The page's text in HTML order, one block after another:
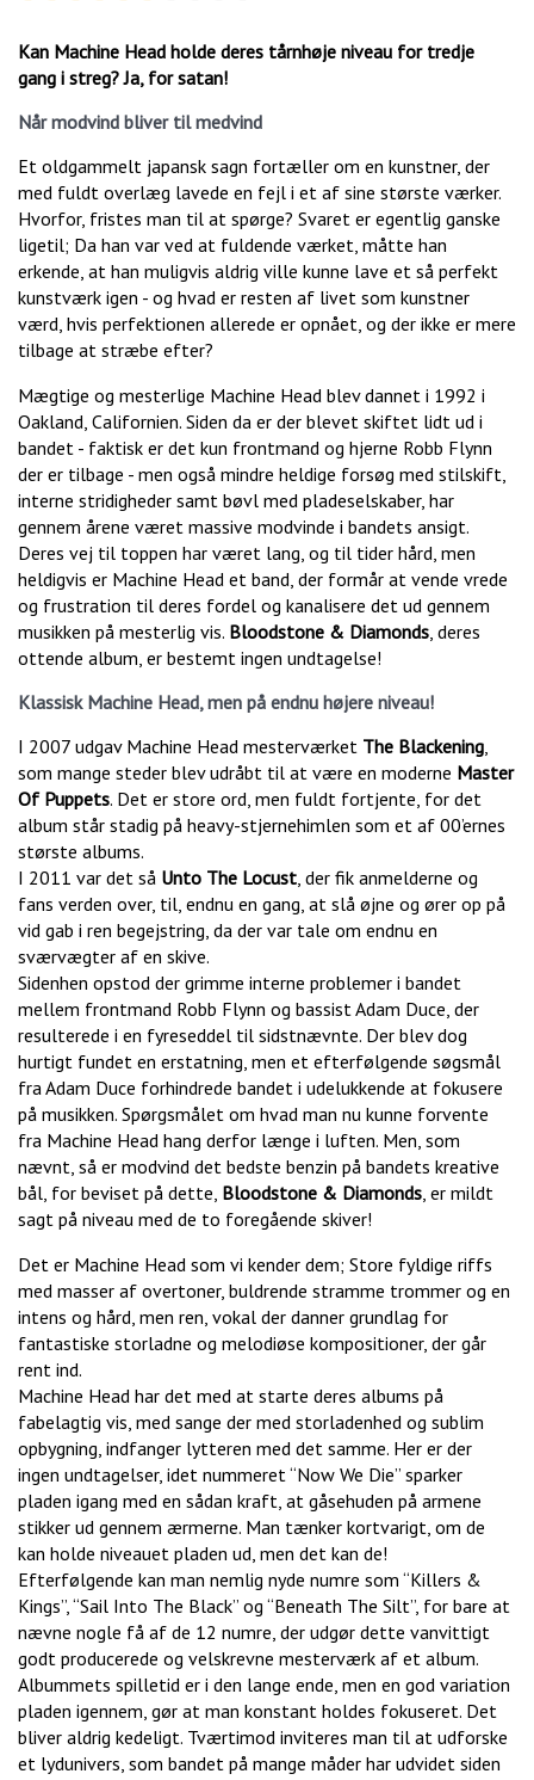
Kan Machine Head holde deres tårnhøje niveau for tredje
gang i streg? Ja, for satan!
Når modvind bliver til medvind
Et oldgammelt japansk sagn fortæller om en kunstner, der
med fuldt overlæg lavede en fejl i et af sine største værker.
Hvorfor, fristes man til at spørge? Svaret er egentlig ganske
ligetil; Da han var ved at fuldende værket, måtte han
erkende, at han muligvis aldrig ville kunne lave et så perfekt
kunstværk igen - og hvad er resten af livet som kunstner
værd, hvis perfektionen allerede er opnået, og der ikke er mere
tilbage at stræbe efter?
Mægtige og mesterlige Machine Head blev dannet i 1992 i
Oakland, Californien. Siden da er der blevet skiftet lidt ud i
bandet - faktisk er det kun frontmand og hjerne Robb Flynn
der er tilbage - men også mindre heldige forsøg med stilskift,
interne stridigheder samt bøvl med pladeselskaber, har
gennem årene været massive modvinde i bandets ansigt.
Deres vej til toppen har været lang, og til tider hård, men
heldigvis er Machine Head et band, der formår at vende vrede
og frustration til deres fordel og kanalisere det ud gennem
musikken på mesterlig vis. Bloodstone & Diamonds, deres
ottende album, er bestemt ingen undtagelse!
Klassisk Machine Head, men på endnu højere niveau!
I 2007 udgav Machine Head mesterværket The Blackening,
som mange steder blev udråbt til at være en moderne Master
Of Puppets. Det er store ord, men fuldt fortjente, for det
album står stadig på heavy-stjernehimlen som et af 00’ernes
største albums.
I 2011 var det så Unto The Locust, der fik anmelderne og
fans verden over, til, endnu en gang, at slå øjne og ører op på
vid gab i ren begejstring, da der var tale om endnu en
sværvægter af en skive.
Sidenhen opstod der grimme interne problemer i bandet
mellem frontmand Robb Flynn og bassist Adam Duce, der
resulterede i en fyreseddel til sidstnævnte. Der blev dog
hurtigt fundet en erstatning, men et efterfølgende søgsmål
fra Adam Duce forhindrede bandet i udelukkende at fokusere
på musikken. Spørgsmålet om hvad man nu kunne forvente
fra Machine Head hang derfor længe i luften. Men, som
nævnt, så er modvind det bedste benzin på bandets kreative
bål, for beviset på dette, Bloodstone & Diamonds, er mildt
sagt på niveau med de to foregående skiver!
Det er Machine Head som vi kender dem; Store fyldige riffs
med masser af overtoner, buldrende stramme trommer og en
intens og hård, men ren, vokal der danner grundlag for
fantastiske storladne og melodiøse kompositioner, der går
rent ind.
Machine Head har det med at starte deres albums på
fabelagtig vis, med sange der med storladenhed og sublim
opbygning, indfanger lytteren med det samme. Her er der
ingen undtagelser, idet nummeret “Now We Die” sparker
pladen igang med en sådan kraft, at gåsehuden på armene
stikker ud gennem ærmerne. Man tænker kortvarigt, om de
kan holde niveauet pladen ud, men det kan de!
Efterfølgende kan man nemlig nyde numre som “Killers &
Kings”, “Sail Into The Black” og “Beneath The Silt”, for bare at
nævne nogle få af de 12 numre, der udgør dette vanvittigt
godt producerede og velskrevne mesterværk af et album.
Albummets spilletid er i den lange ende, men en god variation
pladen igennem, gør at man konstant holdes fokuseret. Det
bliver aldrig kedeligt. Tværtimod inviteres man til at udforske
et lydunivers, som bandet på mange måder har udvidet siden